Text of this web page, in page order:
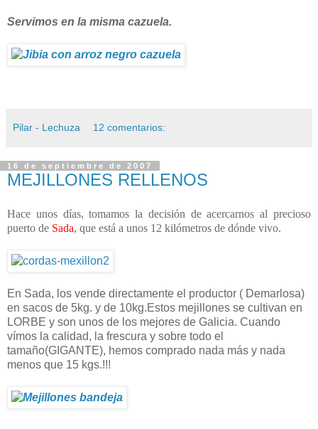
Servimos en la misma cazuela.
Pilar - Lechuza 12 comentarios:
16 de septiembre de 2007
MEJILLONES RELLENOS
Hace unos días, tomamos la decisión de acercarnos al precioso
puerto de Sada, que está a unos 12 kilómetros de dónde vivo.
En Sada, los vende directamente el productor ( Demarlosa)
en sacos de 5kg. y de 10kg.Estos mejillones se cultivan en
LORBE y son unos de los mejores de Galicia. Cuando
vímos la calidad, la frescura y sobre todo el
tamaño(GIGANTE), hemos comprado nada más y nada
menos que 15 kgs.!!!